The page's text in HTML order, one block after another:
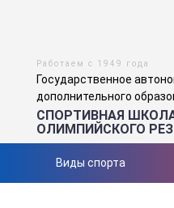
Работаем с 1949 года
Государственное
дополнительного
СПОРТИВНАЯ
ОЛИМПИЙСКОГО
Виды спорта